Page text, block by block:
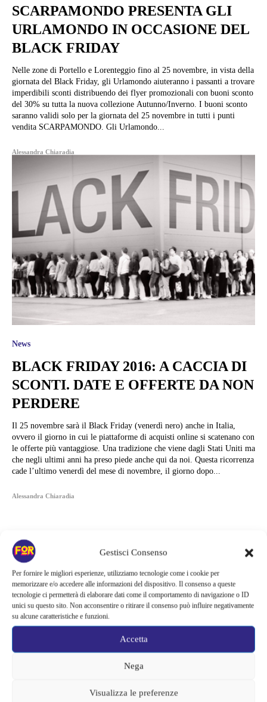
Gestisci Consenso
Per fornire le migliori esperienze, utilizziamo tecnologie come i cookie per
memorizzare e/o accedere alle informazioni del dispositivo. Il consenso a queste
tecnologie ci permetterà di elaborare dati come il comportamento di navigazione o ID
unici su questo sito. Non acconsentire o ritirare il consenso può influire negativamente
su alcune caratteristiche e funzioni.
Accetta
Nega
Visualizza le preferenze
SCARPAMONDO PRESENTA GLI
URLAMONDO IN OCCASIONE DEL
BLACK FRIDAY
Nelle zone di Portello e Lorenteggio fino al 25 novembre, in vista della
giornata del Black Friday, gli Urlamondo aiuteranno i passanti a trovare
imperdibili sconti distribuendo dei flyer promozionali con buoni sconto
del 30% su tutta la nuova collezione Autunno/Inverno. I buoni sconto
saranno validi solo per la giornata del 25 novembre in tutti i punti
vendita SCARPAMONDO. Gli Urlamondo...
Alessandra Chiaradia
News
BLACK FRIDAY 2016: A CACCIA DI
SCONTI. DATE E OFFERTE DA NON
PERDERE
Il 25 novembre sarà il Black Friday (venerdì nero) anche in Italia,
ovvero il giorno in cui le piattaforme di acquisti online si scatenano con
le offerte più vantaggiose. Una tradizione che viene dagli Stati Uniti ma
che negli ultimi anni ha preso piede anche qui da noi. Questa ricorrenza
cade l’ultimo venerdì del mese di novembre, il giorno dopo...
Alessandra Chiaradia